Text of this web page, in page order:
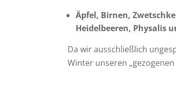
Äpfel, Birnen,
Heidelbeeren, Physalis
Da wir ausschließlich
Winter unseren